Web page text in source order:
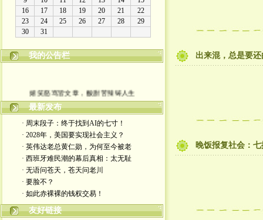
我的公告栏
最新发布
· 周末段子：终于找到AI的七寸！
· 2028年，美国要实现社会主义？
· 英伟达老总黄仁勋，为何至今被老
· 西班牙难民潮的幕后真相：太无耻
· 无语问苍天，苍天问老川
· 要脸不？
· 如此赤裸裸的钱权交易！
友好链接
出来混，总是要还
晚饭报复社会：